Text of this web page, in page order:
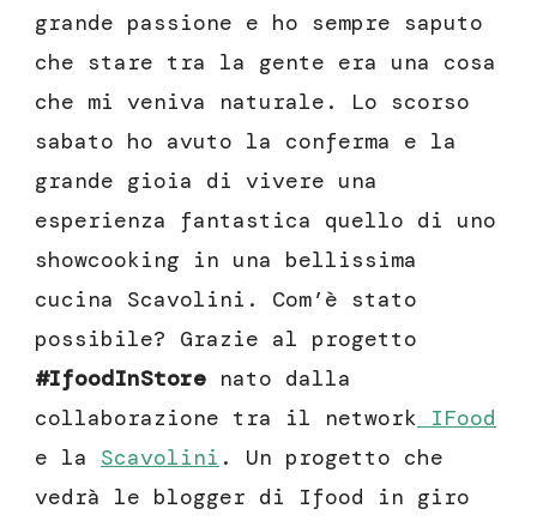
grande passione e ho sempre saputo
che stare tra la gente era una cosa
che mi veniva naturale. Lo scorso
sabato ho avuto la conferma e la
grande gioia di vivere una
esperienza fantastica quello di uno
showcooking in una bellissima
cucina Scavolini. Com’è stato
possibile? Grazie al progetto
#IfoodInStore nato dalla
collaborazione tra il network IFood
e la Scavolini . Un progetto che
vedrà le blogger di Ifood in giro